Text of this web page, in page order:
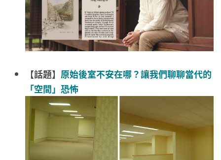
【話題】 原始後室不安在哪？讓我們聊聊當代的
「空間」恐怖